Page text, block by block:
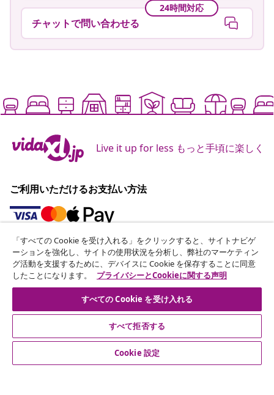
24時間対応
チャットで問い合わせる
Live it up for less もっと手頃に楽しく
ご利用いただけるお支払い方法
ニュースレターに登録する
70万人以上のユーザーと一緒に、vidaXLから毎週のお得
な情報や季節限定セール、新着情報を受け取りましょう。
公式SNSアカウント
「すべての Cookie を受け入れる」をクリックすると、サイトナビゲ
ーションを強化し、サイトの使用状況を分析し、弊社のマーケティン
グ活動を支援するために、デバイスに Cookie を保存することに同意
したことになります。
プライバシーとCookieに関する声明
すべての Cookie を受け入れる
すべて拒否する
Cookie 設定